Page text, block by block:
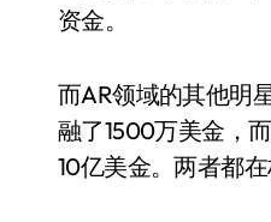
资金。
而AR领域的其他明
融了1500万美金，
10亿美金。两者都